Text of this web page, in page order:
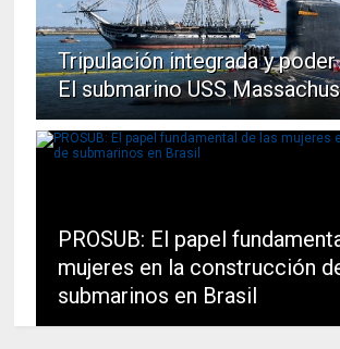
Tripulación integrada y
El submarino USS
PROSUB: El papel
mujeres en la construcción
submarinos en Brasil